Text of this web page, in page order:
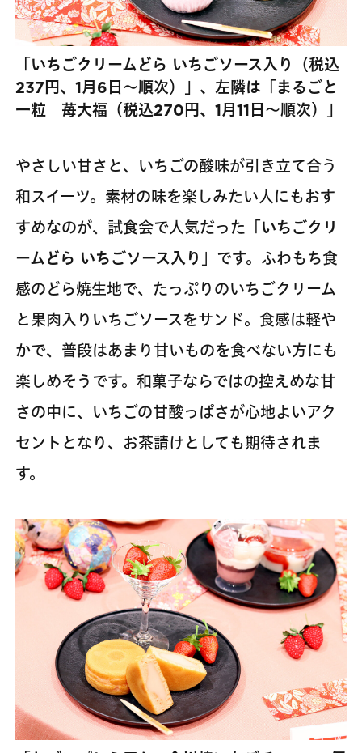
「いちごクリームどら いちごソース入り（税込
237円、1月6日～順次）」、左隣は「まるごと
一粒 苺大福（税込270円、1月11日～順次）」
やさしい甘さと、いちごの酸味が引き立て合う
和スイーツ。素材の味を楽しみたい人にもおす
すめなのが、試食会で人気だった「 いちごクリ
ームどら いちごソース入り
」です。ふわもち食
感のどら焼生地で、たっぷりのいちごクリーム
と果肉入りいちごソースをサンド。食感は軽や
かで、普段はあまり甘いものを食べない方にも
楽しめそうです。和菓子ならではの控えめな甘
さの中に、いちごの甘酸っぱさが心地よいアク
セントとなり、お茶請けとしても期待されま
す。